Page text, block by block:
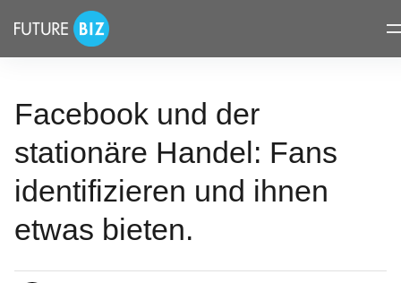
überspringen
FUTUREBIZ
Facebook und der
stationäre Handel: Fans
identifizieren und ihnen
etwas bieten.